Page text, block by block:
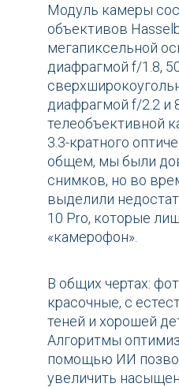
Модуль камеры
объективов
мегапиксельной
диафрагмой f/1.8,
диафрагмой f/2.2 и
телеобъективной
3.3-кратного
общем, мы были
снимков, но во
выделили
10 Pro, которые
«камерофон».
В общих чертах:
красочные, с
теней и хорошей
Алгоритмы
помощью ИИ
увеличить